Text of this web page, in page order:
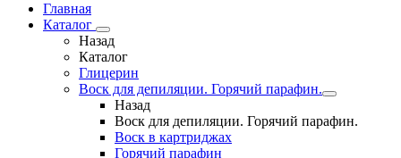
Главная
Каталог
Назад
Каталог
Глицерин
Воск для депиляции. Горячий парафин.
Назад
Воск для депиляции. Горячий парафин.
Воск в картриджах
Горячий парафин